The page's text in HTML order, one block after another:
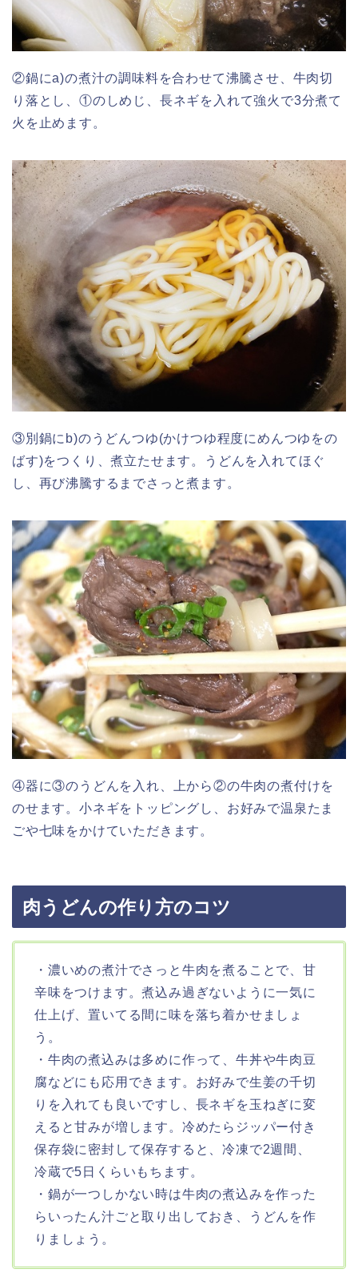
②鍋にa)の煮汁の調味料を合わせて沸騰させ、牛肉切
り落とし、①のしめじ、長ネギを入れて強火で3分煮て
火を止めます。
③別鍋にb)のうどんつゆ(かけつゆ程度にめんつゆをの
ばす)をつくり、煮立たせます。うどんを入れてほぐ
し、再び沸騰するまでさっと煮ます。
④器に③のうどんを入れ、上から②の牛肉の煮付けを
のせます。小ネギをトッピングし、お好みで温泉たま
ごや七味をかけていただきます。
肉うどんの作り方のコツ
・濃いめの煮汁でさっと牛肉を煮ることで、甘
辛味をつけます。煮込み過ぎないように一気に
仕上げ、置いてる間に味を落ち着かせましょ
う。
・牛肉の煮込みは多めに作って、牛丼や牛肉豆
腐などにも応用できます。お好みで生姜の千切
りを入れても良いですし、長ネギを玉ねぎに変
えると甘みが増します。冷めたらジッパー付き
保存袋に密封して保存すると、冷凍で2週間、
冷蔵で5日くらいもちます。
・鍋が一つしかない時は牛肉の煮込みを作った
らいったん汁ごと取り出しておき、うどんを作
りましょう。